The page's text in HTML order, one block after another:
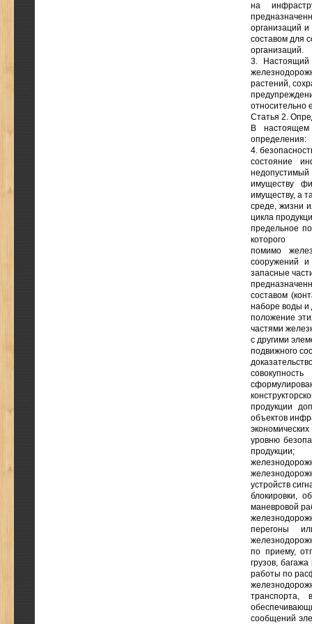
на
организаций
составом для
организаций.
3. Настоящий
растений,
относительно
Статья 2.
В
определения:
4.
состояние
имуществу
имуществу, а
среде, жизни
цикла
предельное
которого
помимо
сооружений
запасные
составом
наборе воды и
положение
частями
с другими
подвижного
продукции
объектов
уровню
продукции;
устройств
блокировки,
маневровой
перегоны
по приему,
грузов,
работы по
транспорта,
сообщений